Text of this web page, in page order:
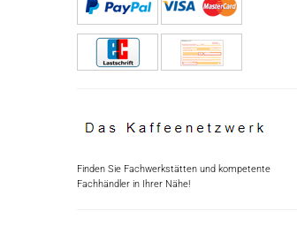
Finden Sie Fachwerkstätten und kompetente
Fachhändler in Ihrer Nähe!